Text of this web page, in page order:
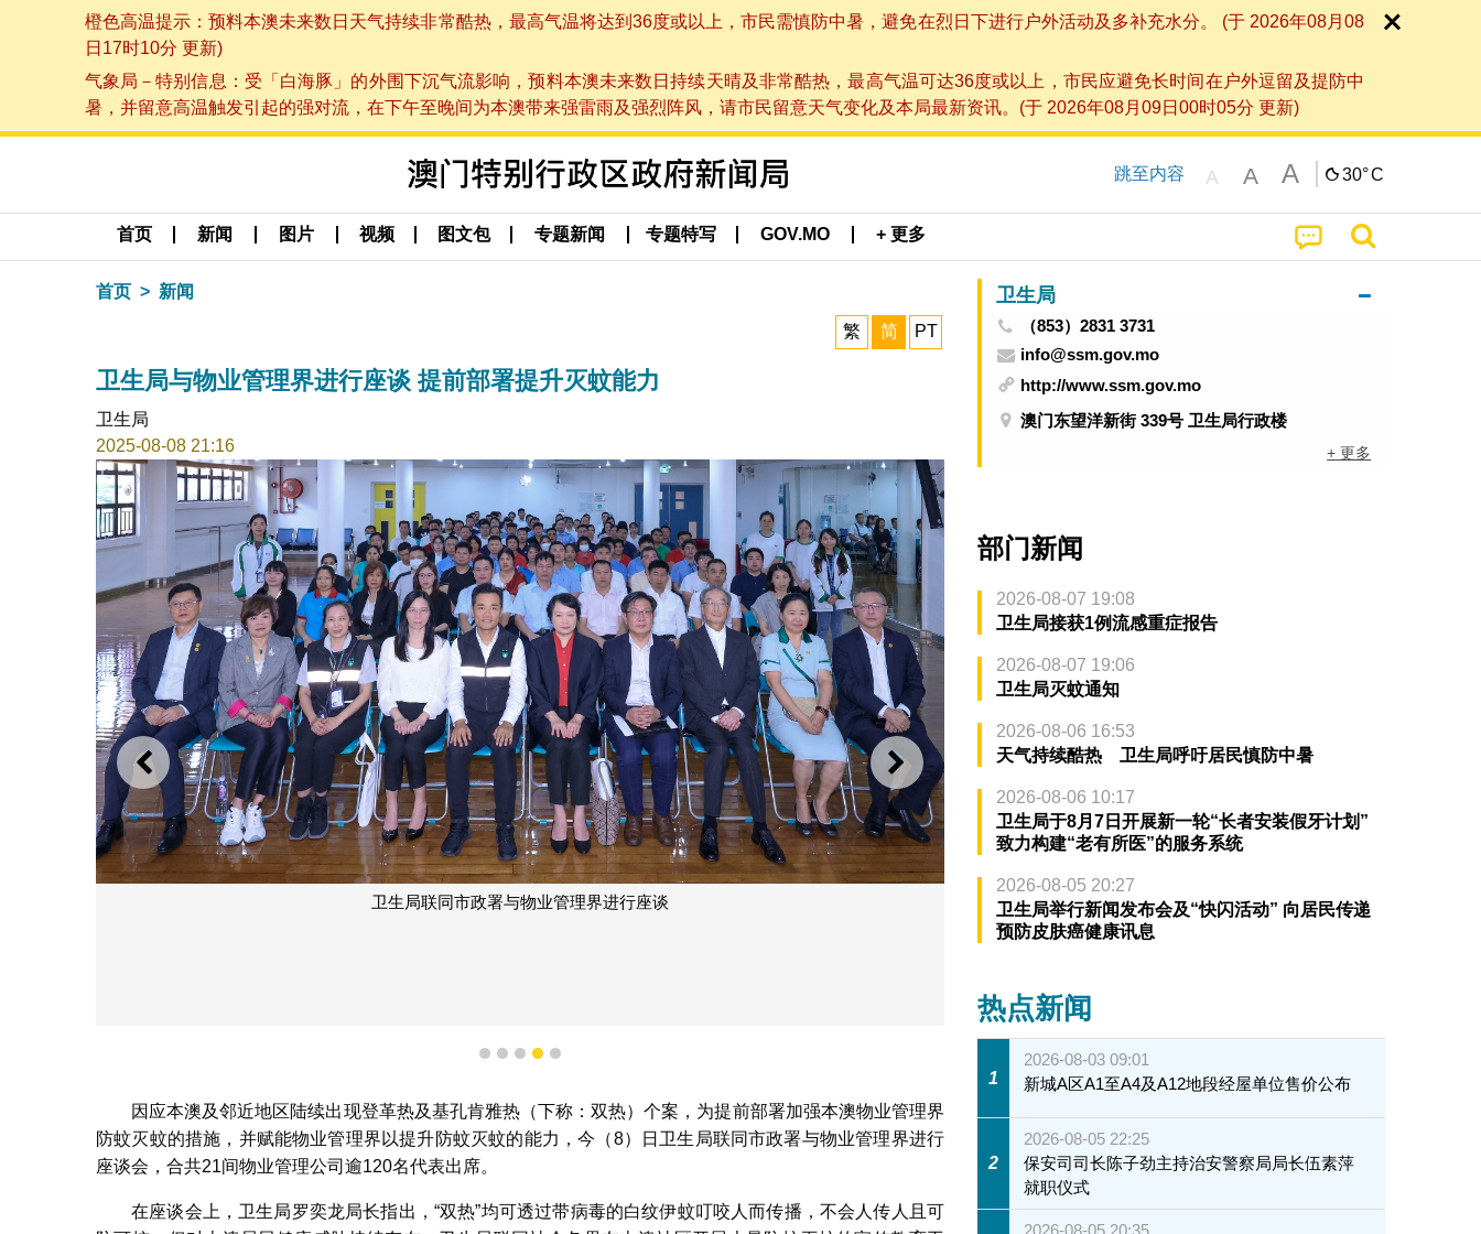
橙色高温提示：预料本澳未来数日天气持续非常酷热，最高气温将达到36度或以上，市民需慎防中暑，避免在烈日下进行户外活动及多补充水分。 (于 2026年08月08
日17时10分 更新)
气象局－特别信息：受「白海豚」的外围下沉气流影响，预料本澳未来数日持续天晴及非常酷热，最高气温可达36度或以上，市民应避免长时间在户外逗留及提防中
暑，并留意高温触发引起的强对流，在下午至晚间为本澳带来强雷雨及强烈阵风，请市民留意天气变化及本局最新资讯。(于 2026年08月09日00时05分 更新)
跳至内容 A A A 30°C
首页 新闻 图片 视频 图文包 专题新闻 专题特写 GOV.MO + 更多
首页 新闻
繁 简 PT
卫生局与物业管理界进行座谈 提前部署提升灭蚊能力
卫生局
2025-08-08 21:16
上一则 下一则
卫生局联同市政署与物业管理界进行座谈
1 2 3 4 5
因应本澳及邻近地区陆续出现登革热及基孔肯雅热（下称：双热）个案，为提前部署加强本澳物业管理界
防蚊灭蚊的措施，并赋能物业管理界以提升防蚊灭蚊的能力，今（8）日卫生局联同市政署与物业管理界进行
座谈会，合共21间物业管理公司逾120名代表出席。
在座谈会上，卫生局罗奕龙局长指出，“双热”均可透过带病毒的白纹伊蚊叮咬人而传播，不会人传人且可
卫生局
（853）2831 3731
info@ssm.gov.mo
http://www.ssm.gov.mo
澳门东望洋新街 339号 卫生局行政楼
+ 更多
部门新闻
2026-08-07 19:08
卫生局接获1例流感重症报告
2026-08-07 19:06
卫生局灭蚊通知
2026-08-06 16:53
天气持续酷热 卫生局呼吁居民慎防中暑
2026-08-06 10:17
卫生局于8月7日开展新一轮“长者安装假牙计划”
致力构建“老有所医”的服务系统
2026-08-05 20:27
卫生局举行新闻发布会及“快闪活动” 向居民传递
预防皮肤癌健康讯息
热点新闻
1
2026-08-03 09:01
新城A区A1至A4及A12地段经屋单位售价公布
2
2026-08-05 22:25
保安司司长陈子劲主持治安警察局局长伍素萍
就职仪式
2026-08-05 20:35